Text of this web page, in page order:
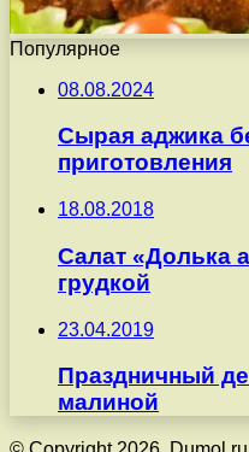
Популярное
08.08.2024
Сырая аджика
приготовления
18.08.2018
Салат «Долька
грудкой
23.04.2019
Праздничный
малиной